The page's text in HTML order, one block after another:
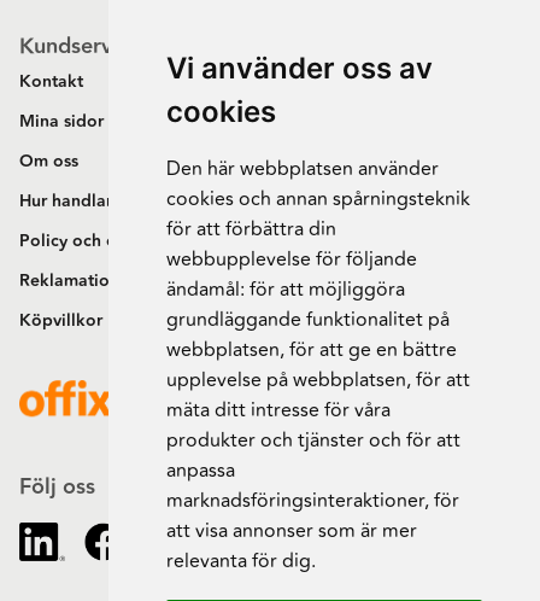
Vi använder oss av
cookies
Den här webbplatsen använder
cookies och annan spårningsteknik
för att förbättra din
webbupplevelse för följande
ändamål: för att möjliggöra
grundläggande funktionalitet på
webbplatsen,för att ge en bättre
upplevelse på webbplatsen,för att
mäta ditt intresse för våra
produkter och tjänster och för att
anpassa
marknadsföringsinteraktioner,för
att visa annonser som är mer
relevanta för dig.
Kundservice
Kontakt
Mina sidor
Om oss
Hur handlar jag?
Policy och cookies
Reklamation och retur
Köpvillkor
Följ oss